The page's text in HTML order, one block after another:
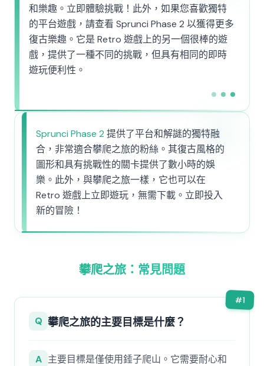
和樂趣。立即體驗挑戰！此外，如果您喜歡獨特
的平台遊戲，請查看 Sprunci Phase 2 以獲得更多
復古樂趣。它是 Retro 遊戲上的另一個很棒的遊
戲，提供了一種不同的挑戰，但具有相同的即時
遊玩便利性。
Sprunci Phase 2 提供了平台和解謎的獨特融
合，非常適合攀爬之旅的粉絲。其復古風格的
圖形和具有挑戰性的關卡提供了數小時的娛
樂。此外，與攀爬之旅一樣，它也可以在
Retro 遊戲上立即遊玩，無需下載。立即投入
新的冒險！
攀爬之旅：常見問題
#1
Q 攀爬之旅的主要目標是什麼？
A 主要目標是僅使用錘子爬山。它需要耐心和